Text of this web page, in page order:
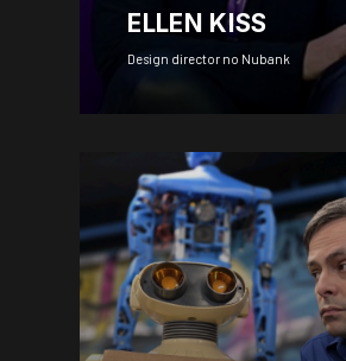
ELLEN KISS
Design director no Nubank